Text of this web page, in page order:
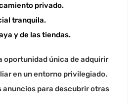
privado.
tranquila.
y de las tiendas.
oportunidad única de adquirir
en un entorno privilegiado.
anuncios para descubrir otras